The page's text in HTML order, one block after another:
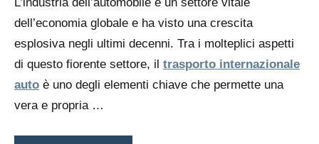
dell’economia globale e ha visto una crescita
esplosiva negli ultimi decenni. Tra i molteplici aspetti
di questo fiorente settore, il trasporto internazionale
auto è uno degli elementi chiave che permette una
vera e propria …